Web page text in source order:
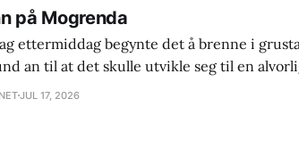
på Mogrenda
ettermiddag begynte det å brenne i
an til at det skulle utvikle seg til en
syklist på den andre siden av dalen
JUL 17, 2026